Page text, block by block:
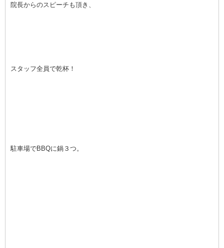
院長からのスピーチも頂き、
スタッフ全員で乾杯！
駐車場でBBQに鍋３つ。